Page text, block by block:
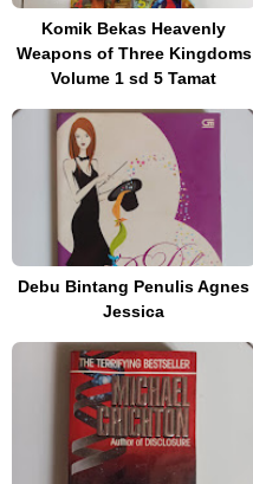
Komik Bekas Heavenly
Weapons of Three Kingdoms
Volume 1 sd 5 Tamat
Debu Bintang Penulis Agnes
Jessica